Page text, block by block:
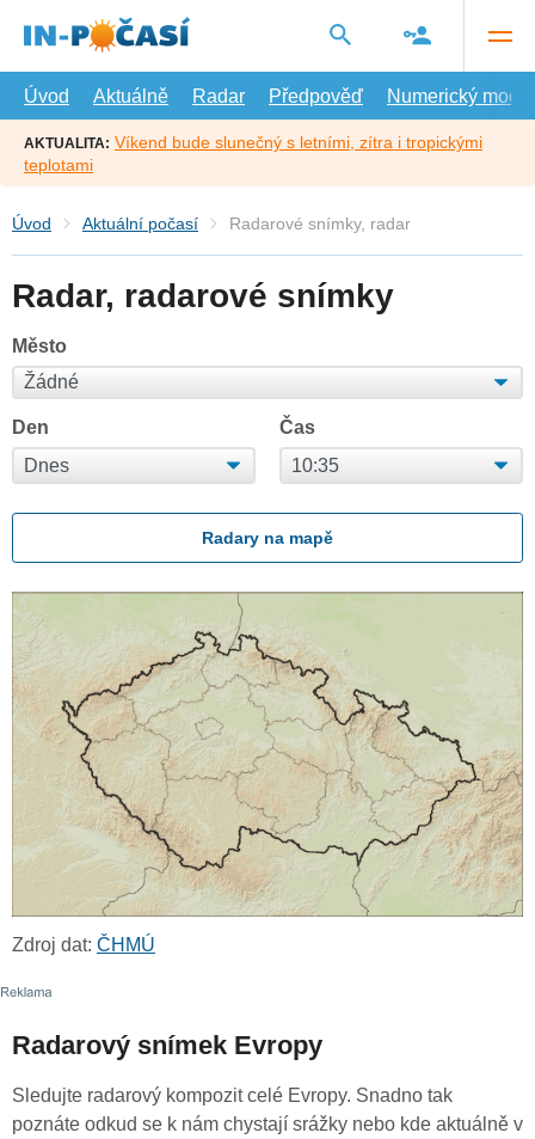
hlavní
Úvod
Aktuálně Radar Předpověď Numerický model
AKTUALITA: Víkend bude slunečný s letními, zítra i tropickými
teplotami
Úvod Aktuální počasí Radarové snímky, radar
Radar, radarové snímky
Město
Den Čas
Radary na mapě
Zdroj dat: ČHMÚ
Radarový snímek Evropy
Sledujte radarový kompozit celé Evropy. Snadno tak
poznáte odkud se k nám chystají srážky nebo kde aktuálně v